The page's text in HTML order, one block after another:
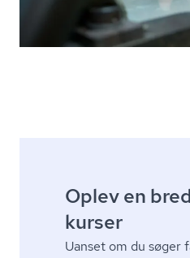
Oplev en
kurser
Uanset om du søger